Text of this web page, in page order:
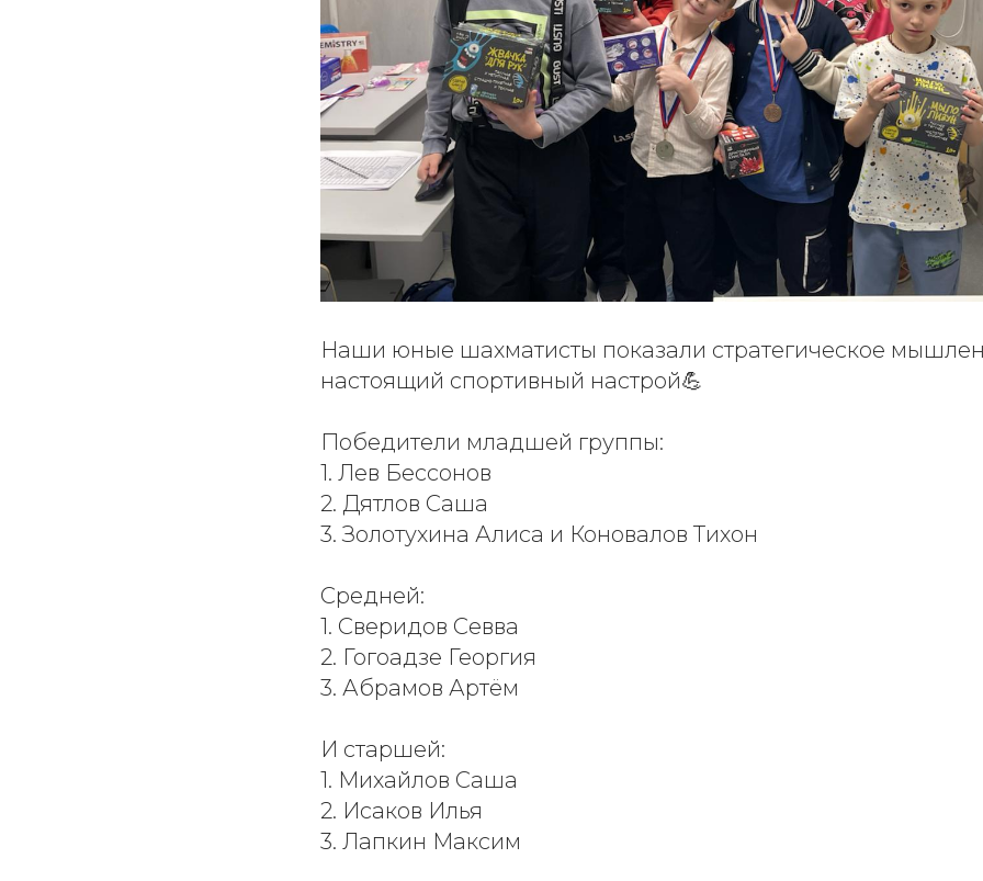
Наши юные шахматисты показали стратегическое
настоящий спортивный настрой💪
Победители младшей группы:
1. Лев Бессонов
2. Дятлов Саша
3. Золотухина Алиса и Коновалов Тихон
Средней:
1. Сверидов Севва
2. Гогоадзе Георгия
3. Абрамов Артём
И старшей:
1. Михайлов Саша
2. Исаков Илья
3. Лапкин Максим